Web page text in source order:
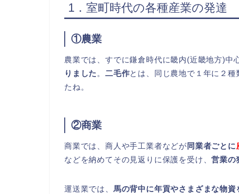
1．室町時代の各種産業の発達
①農業
農業では、すでに鎌倉時代に畿内(近畿地方)中
りました 。二毛作とは、同じ農地で１年に２
たね。
②商業
商業では、商人や手工業者などが 同業者ごとに
などを納めてその見返りに保護を受け、営業の
運送業では、 馬の背中に年貢やさまざまな物資